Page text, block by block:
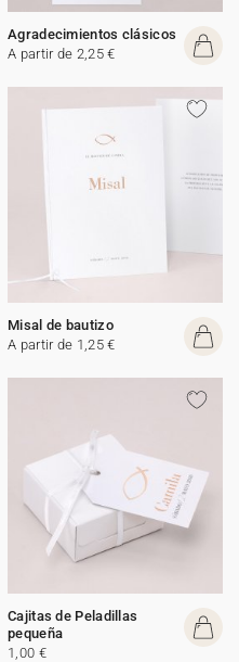
Agradecimientos clásicos
A partir de 2,25 €
Misal de bautizo
A partir de 1,25 €
Cajitas de Peladillas
pequeña
1,00 €